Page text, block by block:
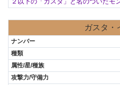
ガスタ・